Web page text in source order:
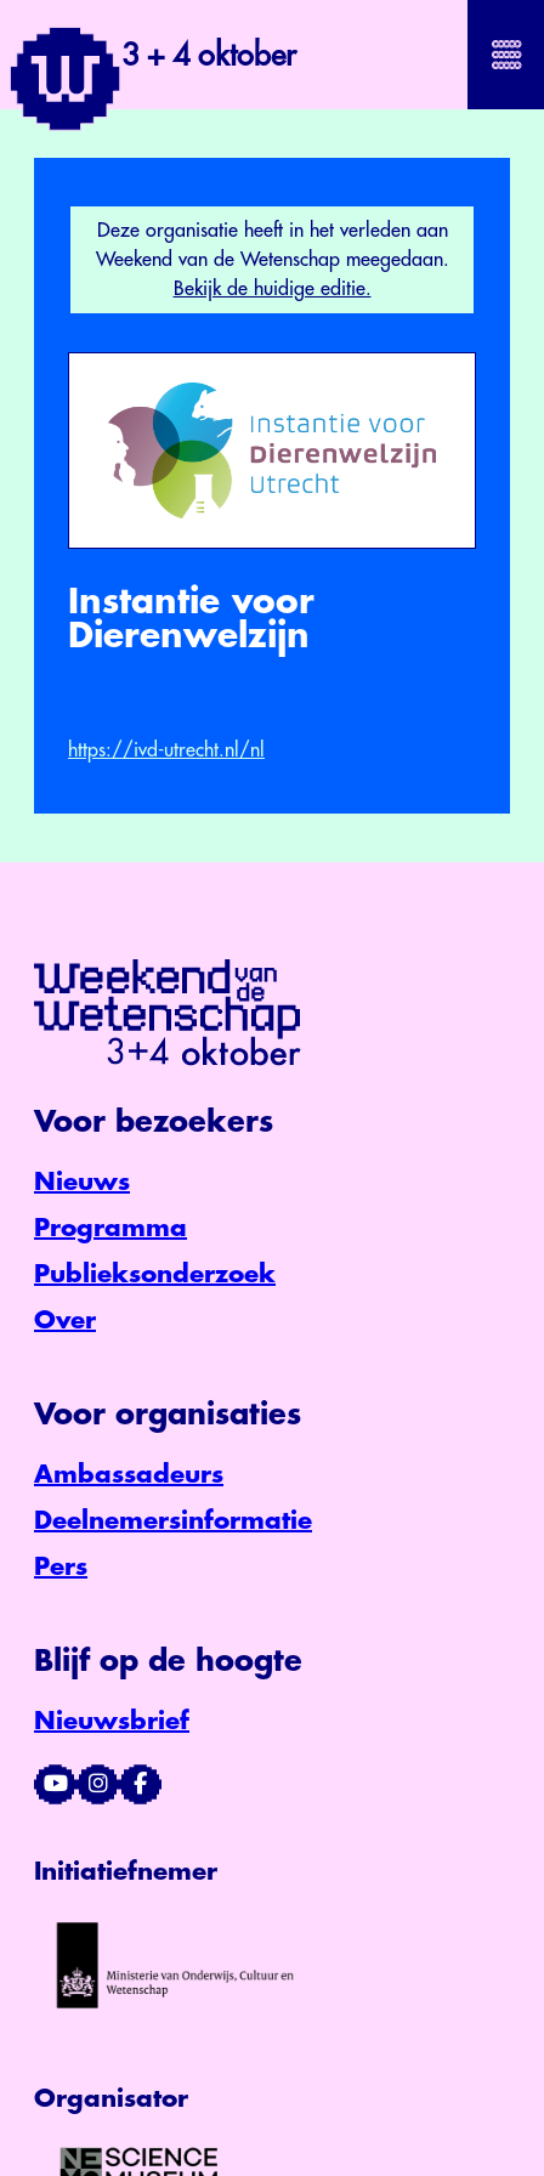
3 + 4 oktober
Deze organisatie heeft in het verleden aan
Weekend van de Wetenschap meegedaan.
Bekijk de huidige editie.
Instantie voor
Dierenwelzijn
https://ivd-utrecht.nl/nl
Voor bezoekers
Nieuws
Programma
Publieksonderzoek
Over
Voor organisaties
Ambassadeurs
Deelnemersinformatie
Pers
Blijf op de hoogte
Nieuwsbrief
Initiatiefnemer
Organisator